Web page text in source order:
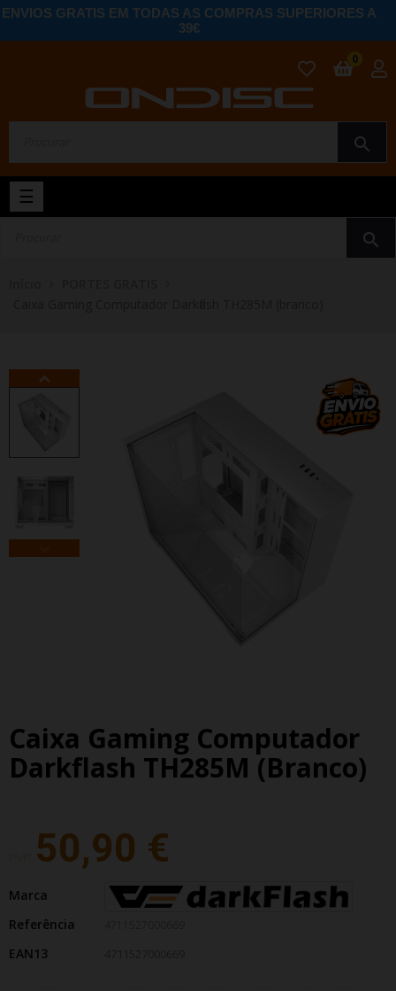
ENVIOS GRATIS EM TODAS AS COMPRAS SUPERIORES A
39€
search
0
Toggle
navigation
☰
search
Caixa Gaming Computador
Darkflash TH285M (branco)
50,90 €
Marca
Referência
EAN13